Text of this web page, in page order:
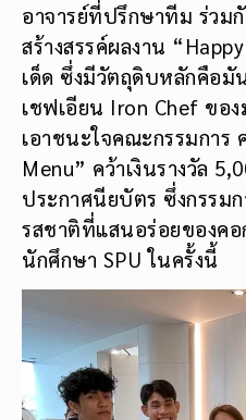
อาจารย์ที่ปรึกษาทีม ร่วม
สร้างสรรค์ผลงาน
เด็ด ซึ่งมีวัตถุดิบหลักคือมั
เชฟเอียน Iron Chef ของ
เอาชนะใจคณะกรรมการ
Menu” คว้าเงินรางวัล
ประกาศนียบัตร ซึ่งกรรม
รสชาติที่แสนอร่อยของคอ
นักศึกษา SPU ในครั้งนี้